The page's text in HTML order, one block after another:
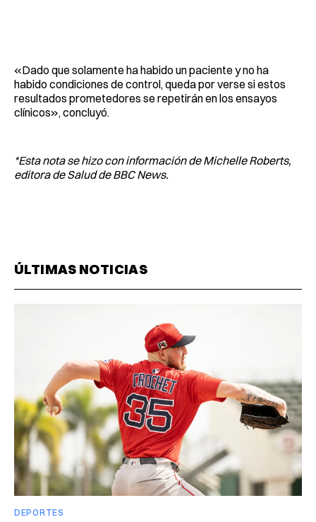
«Dado que solamente ha habido un paciente y no ha
habido condiciones de control, queda por verse si estos
resultados prometedores se repetirán en los ensayos
clínicos», concluyó.
*Esta nota se hizo con información de Michelle Roberts,
editora de Salud de BBC News.
ÚLTIMAS NOTICIAS
DEPORTES